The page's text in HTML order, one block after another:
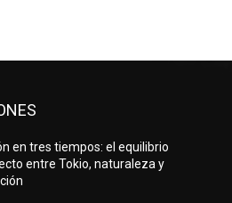
en tres tiempos: el equilibrio
entre Tokio, naturaleza y